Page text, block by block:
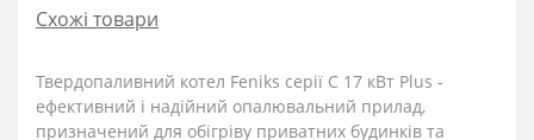
Схожі товари
Твердопаливний котел Feniks серії C 17 кВт Plus -
ефективний і надійний опалювальний прилад,
призначений для обігріву приватних будинків та